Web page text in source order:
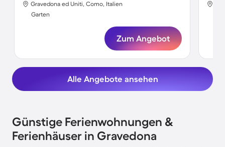
Gravedona ed Uniti, Como, Italien
Garten
Zum Angebot
Alle Angebote ansehen
Günstige Ferienwohnungen &
Ferienhäuser in Gravedona